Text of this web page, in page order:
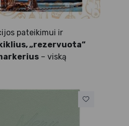
pateikimui ir
„rezervuota“
– viską